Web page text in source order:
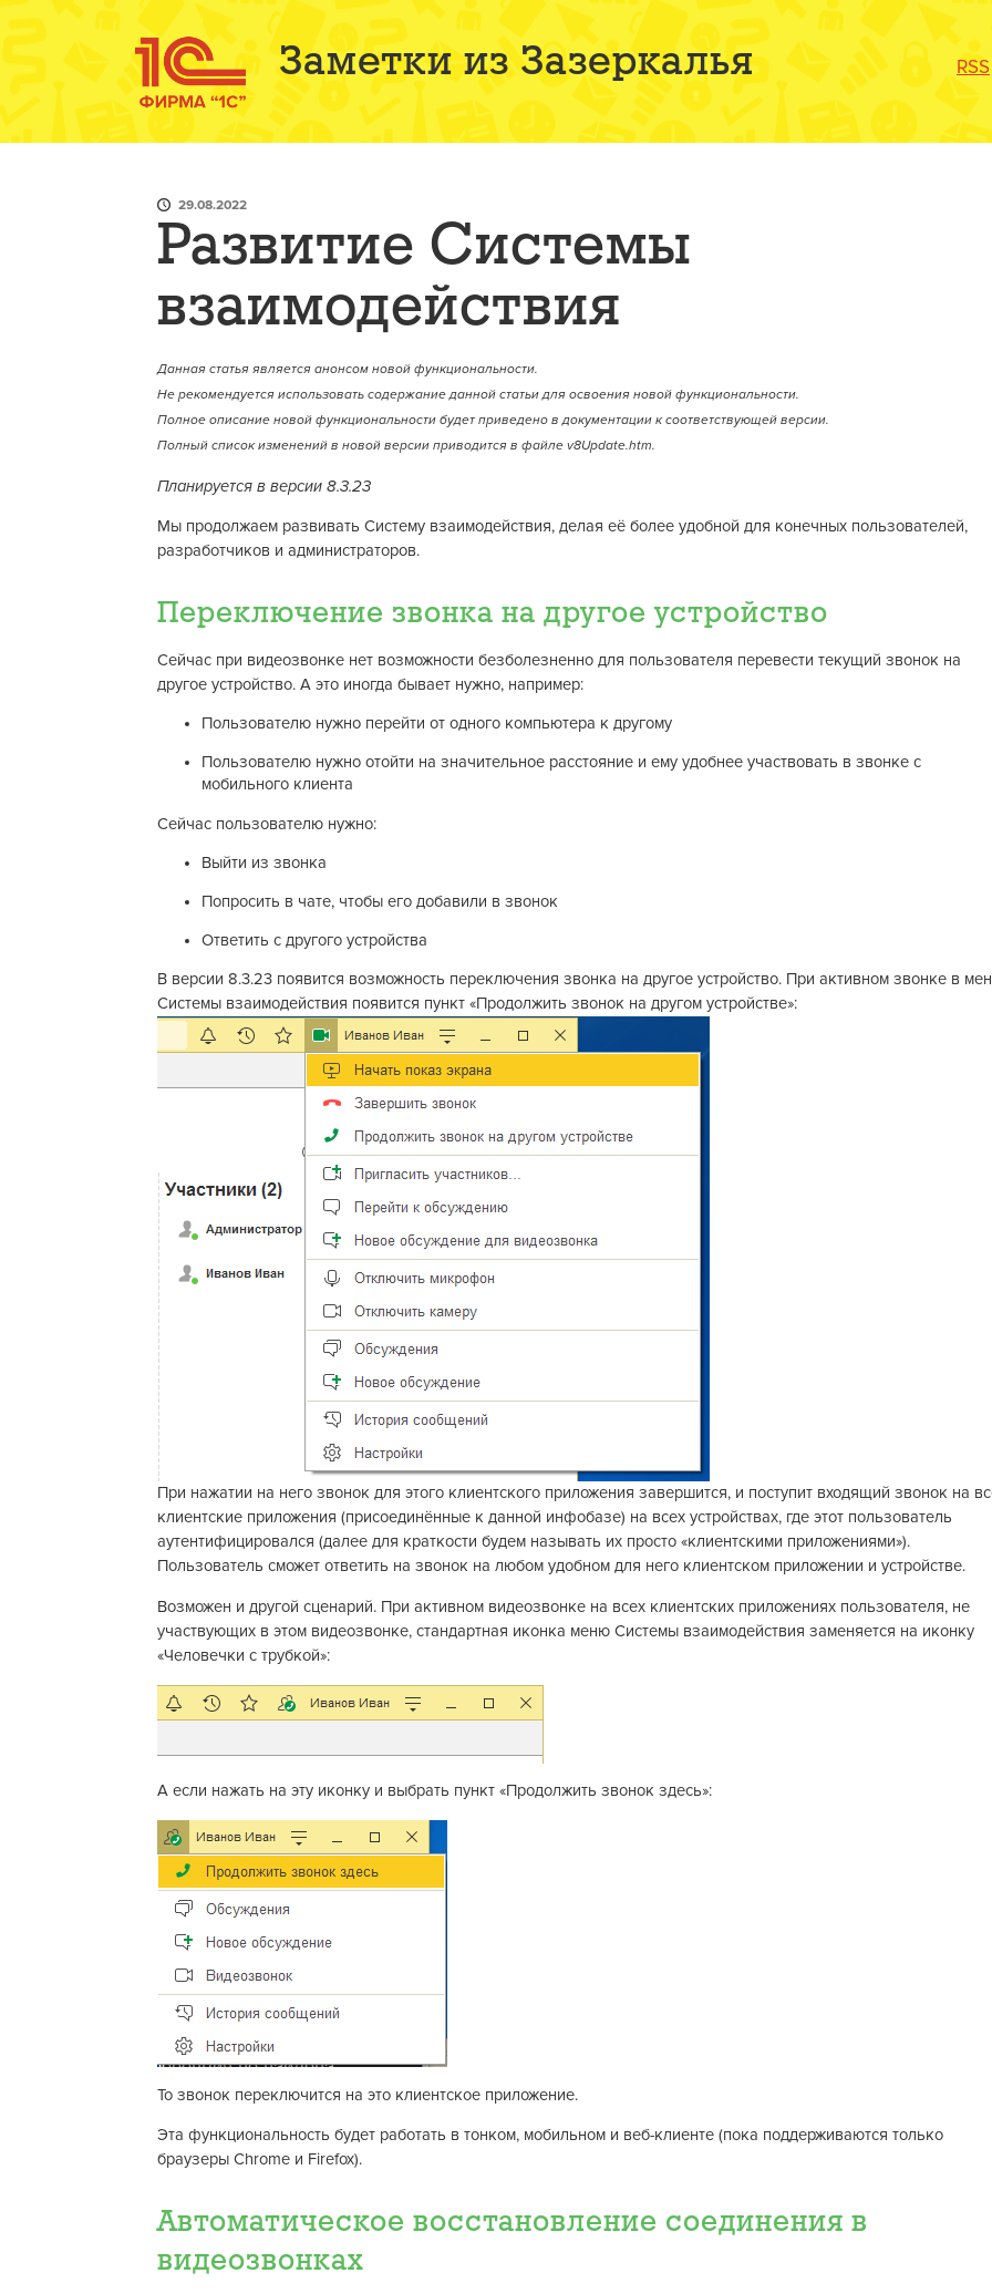
Заметки из Зазеркалья RSS
29.08.2022
Развитие Системы
взаимодействия
Данная статья является анонсом новой функциональности.
Не рекомендуется использовать содержание данной статьи для освоения новой функциональности.
Полное описание новой функциональности будет приведено в документации к соответствующей версии.
Полный список изменений в новой версии приводится в файле v8Update.htm.
Планируется в версии 8.3.23
Мы продолжаем развивать Систему взаимодействия, делая её более удобной для конечных пользователей,
разработчиков и администраторов.
Переключение звонка на другое устройство
Сейчас при видеозвонке нет возможности безболезненно для пользователя перевести текущий звонок на
другое устройство. А это иногда бывает нужно, например:
Пользователю нужно перейти от одного компьютера к другому
Пользователю нужно отойти на значительное расстояние и ему удобнее участвовать в звонке с
мобильного клиента
Сейчас пользователю нужно:
Выйти из звонка
Попросить в чате, чтобы его добавили в звонок
Ответить с другого устройства
В версии 8.3.23 появится возможность переключения звонка на другое устройство. При активном звонке в
Системы взаимодействия появится пункт «Продолжить звонок на другом устройстве»:
При нажатии на него звонок для этого клиентского приложения завершится, и поступит входящий звонок на
клиентские приложения (присоединённые к данной инфобазе) на всех устройствах, где этот пользователь
аутентифицировался (далее для краткости будем называть их просто «клиентскими приложениями»).
Пользователь сможет ответить на звонок на любом удобном для него клиентском приложении и устройстве.
Возможен и другой сценарий. При активном видеозвонке на всех клиентских приложениях пользователя, не
участвующих в этом видеозвонке, стандартная иконка меню Системы взаимодействия заменяется на иконку
«Человечки с трубкой»:
А если нажать на эту иконку и выбрать пункт «Продолжить звонок здесь»:
То звонок переключится на это клиентское приложение.
Эта функциональность будет работать в тонком, мобильном и веб-клиенте (пока поддерживаются только
браузеры Chrome и Firefox).
Автоматическое восстановление соединения в
видеозвонках